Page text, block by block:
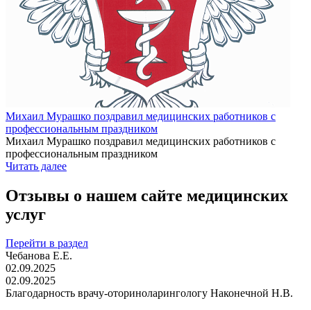
Михаил Мурашко поздравил медицинских работников с
профессиональным праздником
Михаил Мурашко поздравил медицинских работников с
профессиональным праздником
Читать далее
Отзывы о нашем сайте медицинских
услуг
Перейти в раздел
Чебанова Е.Е.
02.09.2025
02.09.2025
Благодарность врачу-оториноларингологу Наконечной Н.В.